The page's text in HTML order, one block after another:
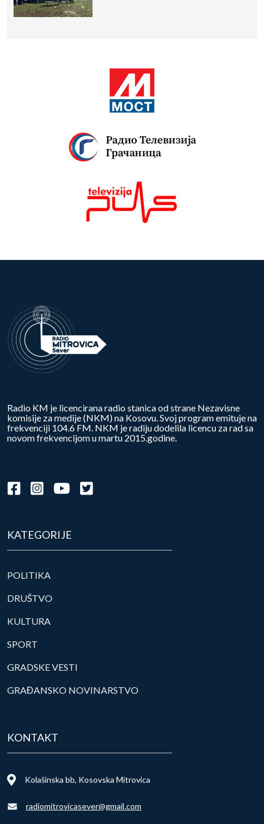
Radio KM je licencirana radio stanica od strane Nezavisne
komisije za medije (NKM) na Kosovu. Svoj program emituje na
frekvenciji 104.6 FM. NKM je radiju dodelila licencu za rad sa
novom frekvencijom u martu 2015.godine.
KATEGORIJE
POLITIKA
DRUŠTVO
KULTURA
SPORT
GRADSKE VESTI
GRAĐANSKO NOVINARSTVO
KONTAKT
Kolašinska bb, Kosovska Mitrovica
radiomitrovicasever@gmail.com